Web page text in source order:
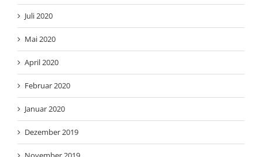
Juli 2020
Mai 2020
April 2020
Februar 2020
Januar 2020
Dezember 2019